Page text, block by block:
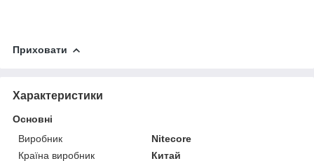
Приховати
Характеристики
Основні
Виробник
Nitecore
Країна виробник
Китай